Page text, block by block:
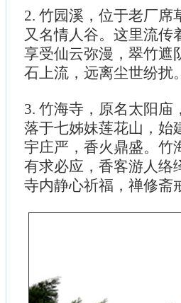
2. 竹园溪，位于老厂
又名情人谷。这里流传
享受仙云弥漫，翠竹遮
石上流，远离尘世纷扰。
3. 竹海寺，原名太阳
落于七姊妹莲花山，始
宇庄严，香火鼎盛。竹
有求必应，香客游人络
寺内静心祈福，禅修斋